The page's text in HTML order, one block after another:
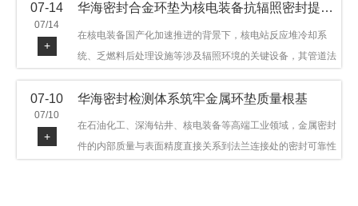
品，广泛应用于石油机械、管道法兰、采油树、井口装置等领
步发展。
07-14
07/14
+
华海密封合金环垫为核电装备抗辐照密封提供可靠保障
在核电装备国产化加速推进的背景下，核电站反应堆冷却系
统、乏燃料后处理设施等涉及辐照环境的关键设备，其管道法
定与密封可靠。温州市华海密封件科技有限公司深耕金属密封
领域二十余年，依托八角垫、椭圆垫及RX/BX系列高压环垫等
全系列产品，以特种合金材质体系，为核电装备抗辐照密封提
供针对性配套方案。
07-10
07/10
+
华海密封检测体系筑牢金属环垫质量根基
在石油化工、深海钻井、核电装备等高端工业领域，金属密封
件的内部质量与表面精度直接关系到法兰连接处的密封可靠性